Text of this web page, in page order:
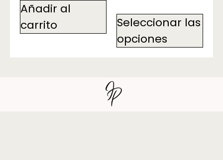
Añadir al
carrito
Seleccionar las
opciones